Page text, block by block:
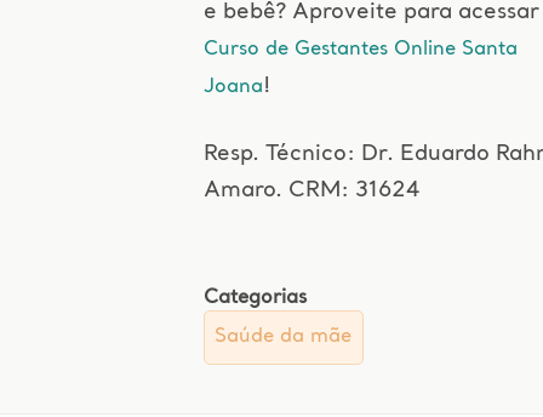
e bebê? Aproveite para acessar
Curso de Gestantes Online Santa
Joana!
Resp. Técnico: Dr. Eduardo
Amaro. CRM: 31624
Categorias
Saúde da mãe